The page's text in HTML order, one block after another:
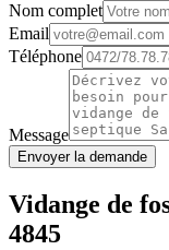
Nom complet
Email
Téléphone
Message
Envoyer la demande
Vidange de
4845